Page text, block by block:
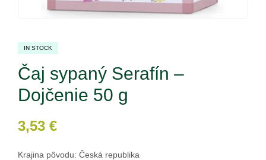
IN STOCK
Čaj sypaný Serafín –
Dojčenie 50 g
3,53 €
Krajina pôvodu: Česká republika